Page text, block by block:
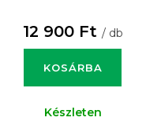
12 900 Ft / db
KOSÁRBA
Készleten